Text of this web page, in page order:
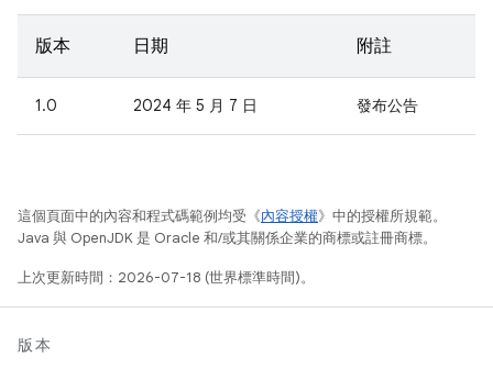
版本 日期 附註
1.0 2024 年 5 月 7 日 發布公告
這個頁面中的內容和程式碼範例均受《內容授權》中的授權所規範。
Java 與 OpenJDK 是 Oracle 和/或其關係企業的商標或註冊商標。
上次更新時間：2026-07-18 (世界標準時間)。
版本